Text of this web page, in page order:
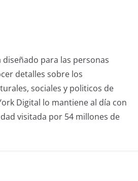
diseñado para las personas
detalles sobre los
sociales y politicos de
Digital lo mantiene al día con
visitada por 54 millones de